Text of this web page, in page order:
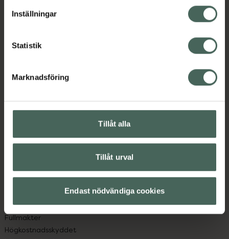
lagligheten av behandling som skett innan återkallelsen.
Inställningar
Statistik
Marknadsföring
Tillåt alla
Tillåt urval
Endast nödvändiga cookies
syd till Lappland i norr, och online i mobilen och på
datorn. Oavsett vem du är så är det vårt uppdrag att
hjälpa just dig att må lite bättre. Välkommen att prata
med oss.
Kundservice
Vanliga frågor
Hitta apotek
Leverans, betalning och retur
App
Om recept och läkemedel
Fullmakter
Högkostnadsskyddet